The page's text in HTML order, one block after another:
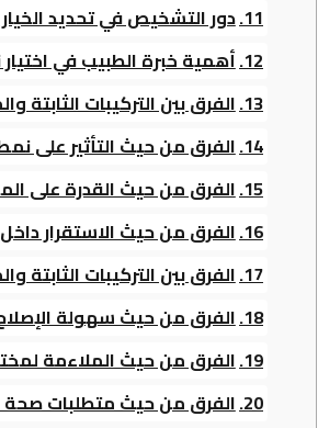
دور التشخيص في تحديد
أهمية خبرة الطبيب في اختيار
الفرق بين التركيبات الثابتة
الفرق من حيث التأثير على
الفرق من حيث القدرة على
الفرق من حيث الاستقرار
الفرق بين التركيبات الثابتة
الفرق من حيث سهولة
الفرق من حيث الملاءمة
الفرق من حيث متطلبات صحة